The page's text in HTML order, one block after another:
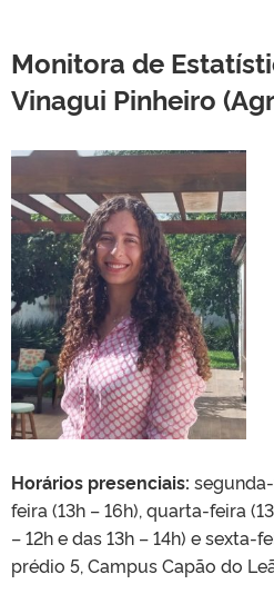
Monitora de
Vinagui Pinheiro
Horários presenciais:
feira (13h – 16h), quarta-feira
– 12h e das 13h – 14h) e sexta-
prédio 5, Campus Capão do